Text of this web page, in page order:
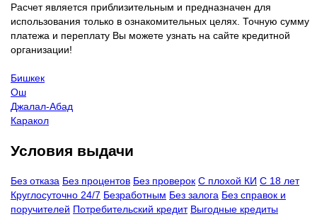
Расчет является приблизительным и предназначен для
использования только в ознакомительных целях. Точную сумму
платежа и переплату Вы можете узнать на сайте кредитной
организации!
Бишкек
Ош
Джалал-Абад
Каракол
Условия выдачи
Без отказа Без процентов Без проверок С плохой КИ С 18 лет
Круглосуточно 24/7 Безработным Без залога Без справок и
поручителей Потребительский кредит Выгодные кредиты